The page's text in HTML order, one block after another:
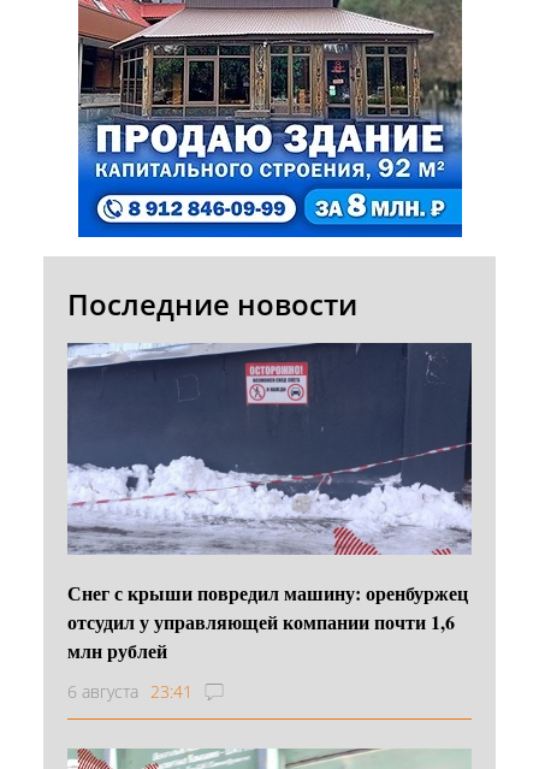
Последние новости
Снег с крыши повредил машину: оренбуржец
отсудил у управляющей компании почти 1,6
млн рублей
6 августа 23:41